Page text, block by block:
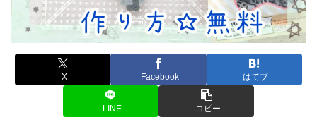
X Facebook はてブ
LINE コピー